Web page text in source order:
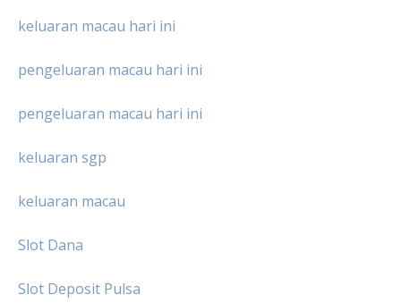
keluaran macau hari ini
pengeluaran macau hari ini
pengeluaran macau hari ini
keluaran sgp
keluaran macau
Slot Dana
Slot Deposit Pulsa